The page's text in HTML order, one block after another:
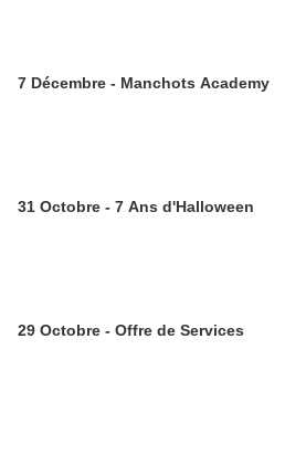
7 Décembre - Manchots Academy
31 Octobre - 7 Ans d'Halloween
29 Octobre - Offre de Services